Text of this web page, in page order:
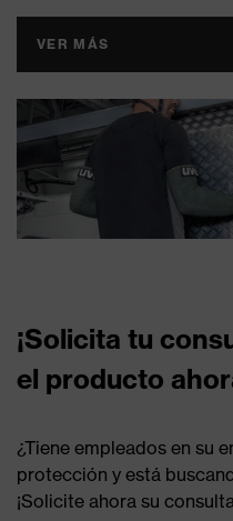
VER MÁS
¡Solicita tu
el producto
¿Tiene empleados en su
protección y está
¡Solicite ahora su